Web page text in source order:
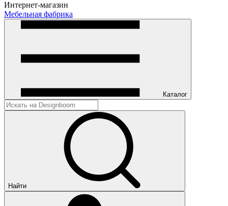
Интернет-магазин
Мебельная фабрика
Каталог
Найти